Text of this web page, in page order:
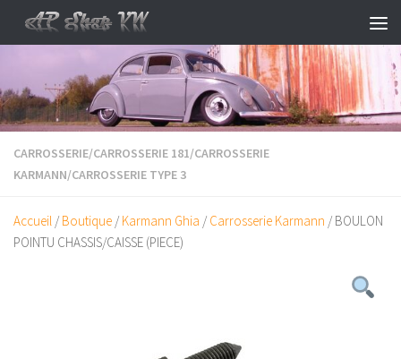
Skip to content
CARROSSERIE/CARROSSERIE 181/CARROSSERIE
KARMANN/CARROSSERIE TYPE 3
Accueil / Boutique / Karmann Ghia / Carrosserie Karmann / BOULON
POINTU CHASSIS/CAISSE (PIECE)